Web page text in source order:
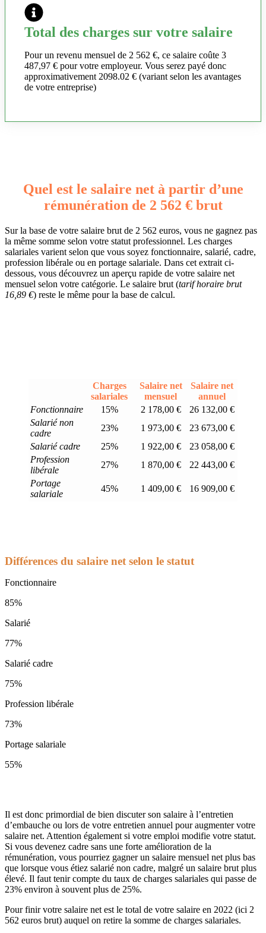
Total des charges sur votre salaire
Pour un revenu mensuel de 2 562 €, ce salaire coûte 3
487,97 € pour votre employeur. Vous serez payé donc
approximativement 2098.02 € (variant selon les avantages
de votre entreprise)
Quel est le salaire net à partir d’une
rémunération de 2 562 € brut
Sur la base de votre salaire brut de 2 562 euros, vous ne gagnez pas
la même somme selon votre statut professionnel. Les charges
salariales varient selon que vous soyez fonctionnaire, salarié, cadre,
profession libérale ou en portage salariale. Dans cet extrait ci-
dessous, vous découvrez un aperçu rapide de votre salaire net
mensuel selon votre catégorie. Le salaire brut (tarif horaire brut
16,89 €) reste le même pour la base de calcul.
Charges
salariales
Salaire net
mensuel
Salaire net
annuel
Fonctionnaire
15% 2 178,00 €
26 132,00 €
Salarié non
cadre
23% 1 973,00 €
23 673,00 €
Salarié cadre
25% 1 922,00 €
23 058,00 €
Profession
libérale
27% 1 870,00 €
22 443,00 €
Portage
salariale
45% 1 409,00 € 16 909,00 €
Différences du salaire net selon le statut
Fonctionnaire
85%
Salarié
77%
Salarié cadre
75%
Profession libérale
73%
Portage salariale
55%
Il est donc primordial de bien discuter son salaire à l’entretien
d’embauche ou lors de votre entretien annuel pour augmenter votre
salaire net. Attention également si votre emploi modifie votre statut.
Si vous devenez cadre sans une forte amélioration de la
rémunération, vous pourriez gagner un salaire mensuel net plus bas
que lorsque vous étiez salarié non cadre, malgré un salaire brut plus
élevé. Il faut tenir compte du taux de charges salariales qui passe de
23% environ à souvent plus de 25%.
Pour finir votre salaire net est le total de votre salaire en 2022 (ici 2
562 euros brut) auquel on retire la somme de charges salariales.